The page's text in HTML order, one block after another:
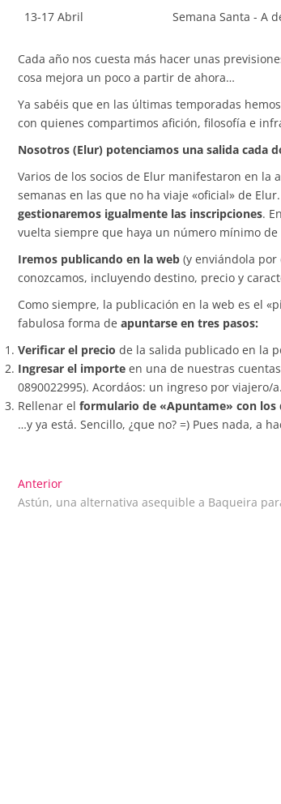
13-17 Abril Semana Santa - A
Cada año nos cuesta más hacer unas
cosa mejora un poco a partir de ahora…
Ya sabéis que en las últimas temporadas
con quienes compartimos afición, filosofía e
Nosotros (Elur) potenciamos una salida cada
Varios de los socios de Elur manifestaron en
semanas en las que no ha viaje «oficial» de
gestionaremos igualmente las inscripciones.
vuelta siempre que haya un número mínimo de
Iremos publicando en la web (y enviándola
conozcamos, incluyendo destino, precio y
Como siempre, la publicación en la web es el
fabulosa forma de apuntarse en tres pasos:
Verificar el precio de la salida publicado en la
Ingresar el importe en una de nuestras cuentas
0890022995). Acordáos: un ingreso por viajero/a.
Rellenar el formulario de «Apuntame» con los
…y ya está. Sencillo, ¿que no? =) Pues nada, a
Navegación
AnteriorEntrada
anterior:
Astún, una alternativa asequible a Baqueira